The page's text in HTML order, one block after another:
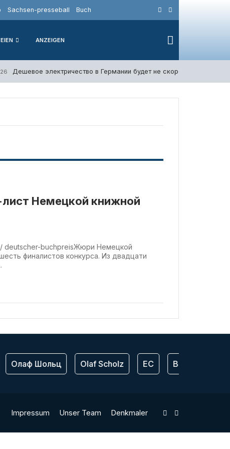
Sachsen-presseball Buch
ANZEIGEN
Дешевое электричество в Германии будет не скоро — Катерина
Немецкой книжной
deutscher-buchpreisЖюри Немецкой
финалистов конкурса. Из двадцати
Олаф Шольц Olaf Scholz ЕС Bundeswehr
Impressum Unser Team Denkmaler